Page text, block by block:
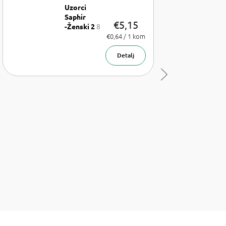
Uzorci
Saphir
-Ženski 2 8
€5,15
Izmjeri
cijenu:
€0,64 / 1 kom
Detalj
proizvod